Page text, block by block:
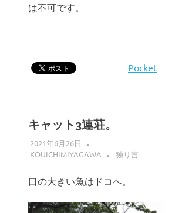
は不可です。
Pocket
キャット3連荘。
2021年6月26日
KOUICHIMIYAGAWA
独り言
口の大きい魚はドコへ。